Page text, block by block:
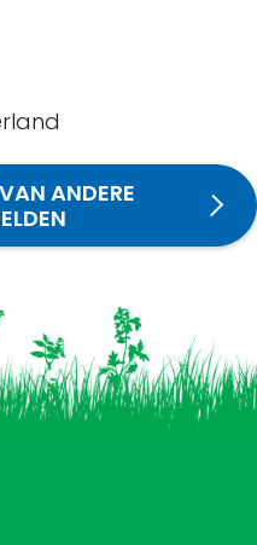
ANDERE